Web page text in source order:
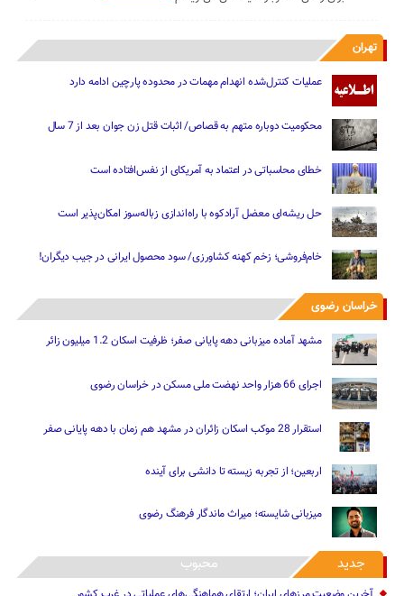
تهران
عملیات کنترل‌شده انهدام مهمات در محدوده پارچین ادامه دارد
محکومیت دوباره متهم به قصاص/ اثبات قتل زن جوان بعد از 7 سال
خطای محاسباتی در اعتماد به آمریکای از نفس‌افتاده است
حل ریشه‌ای معضل آرادکوه با راه‌اندازی زباله‌سوز امکان‌پذیر است
خام‌فروشی؛ زخم کهنه کشاورزی/ سود محصول ایرانی در جیب دیگران!
خراسان رضوی
مشهد آماده میزبانی دهه پایانی صفر؛ ظرفیت اسکان 1.2 میلیون زائر
اجرای 66 هزار واحد نهضت ملی مسکن در خراسان رضوی
استقرار 28 موکب اسکان زائران در مشهد هم زمان با دهه پایانی صفر
اربعین؛ از تجربه زیسته تا دانشی برای آینده
میزبانی شایسته؛ میراث ماندگار فرهنگ رضوی
جدید محبوب